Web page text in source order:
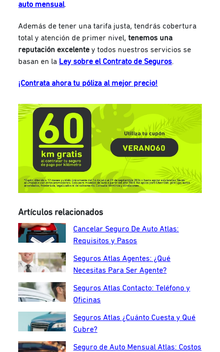
auto mensual.
Además de tener una tarifa justa, tendrás cobertura
total y atención de primer nivel,tenemos una
reputación excelente y todos nuestros servicios se
basan en la Ley sobre el Contrato de Seguros.
¡Contrata ahora tu póliza al mejor precio!
Artículos relacionados
Cancelar Seguro De Auto Atlas:
Requisitos y Pasos
Seguros Atlas Agentes: ¿Qué
Necesitas Para Ser Agente?
Seguros Atlas Contacto: Teléfono y
Oficinas
Seguros Atlas ¿Cuánto Cuesta y Qué
Cubre?
Seguro de Auto Mensual Atlas: Costos